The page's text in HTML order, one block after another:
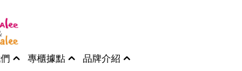
專櫃據點 品牌介紹